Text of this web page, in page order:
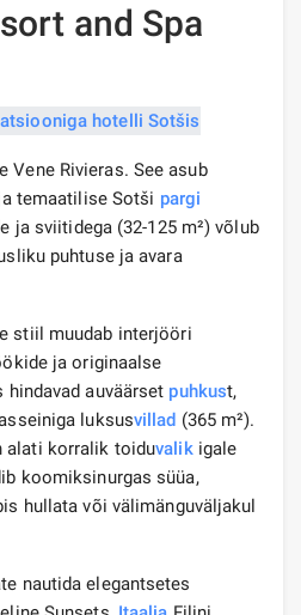
and Spa
Vene Rivieras. See asub
temaatilise Sotši pargi
ja sviitidega (32-125 m²) võlub
puhtuse ja avara
stiil muudab interjööri
ja originaalse
hindavad auväärset puhkust,
luksusvillad (365 m²).
alati korralik toiduvalikigale
koomiksinurgas süüa,
hullata või välimänguväljakul
nautida elegantsetes